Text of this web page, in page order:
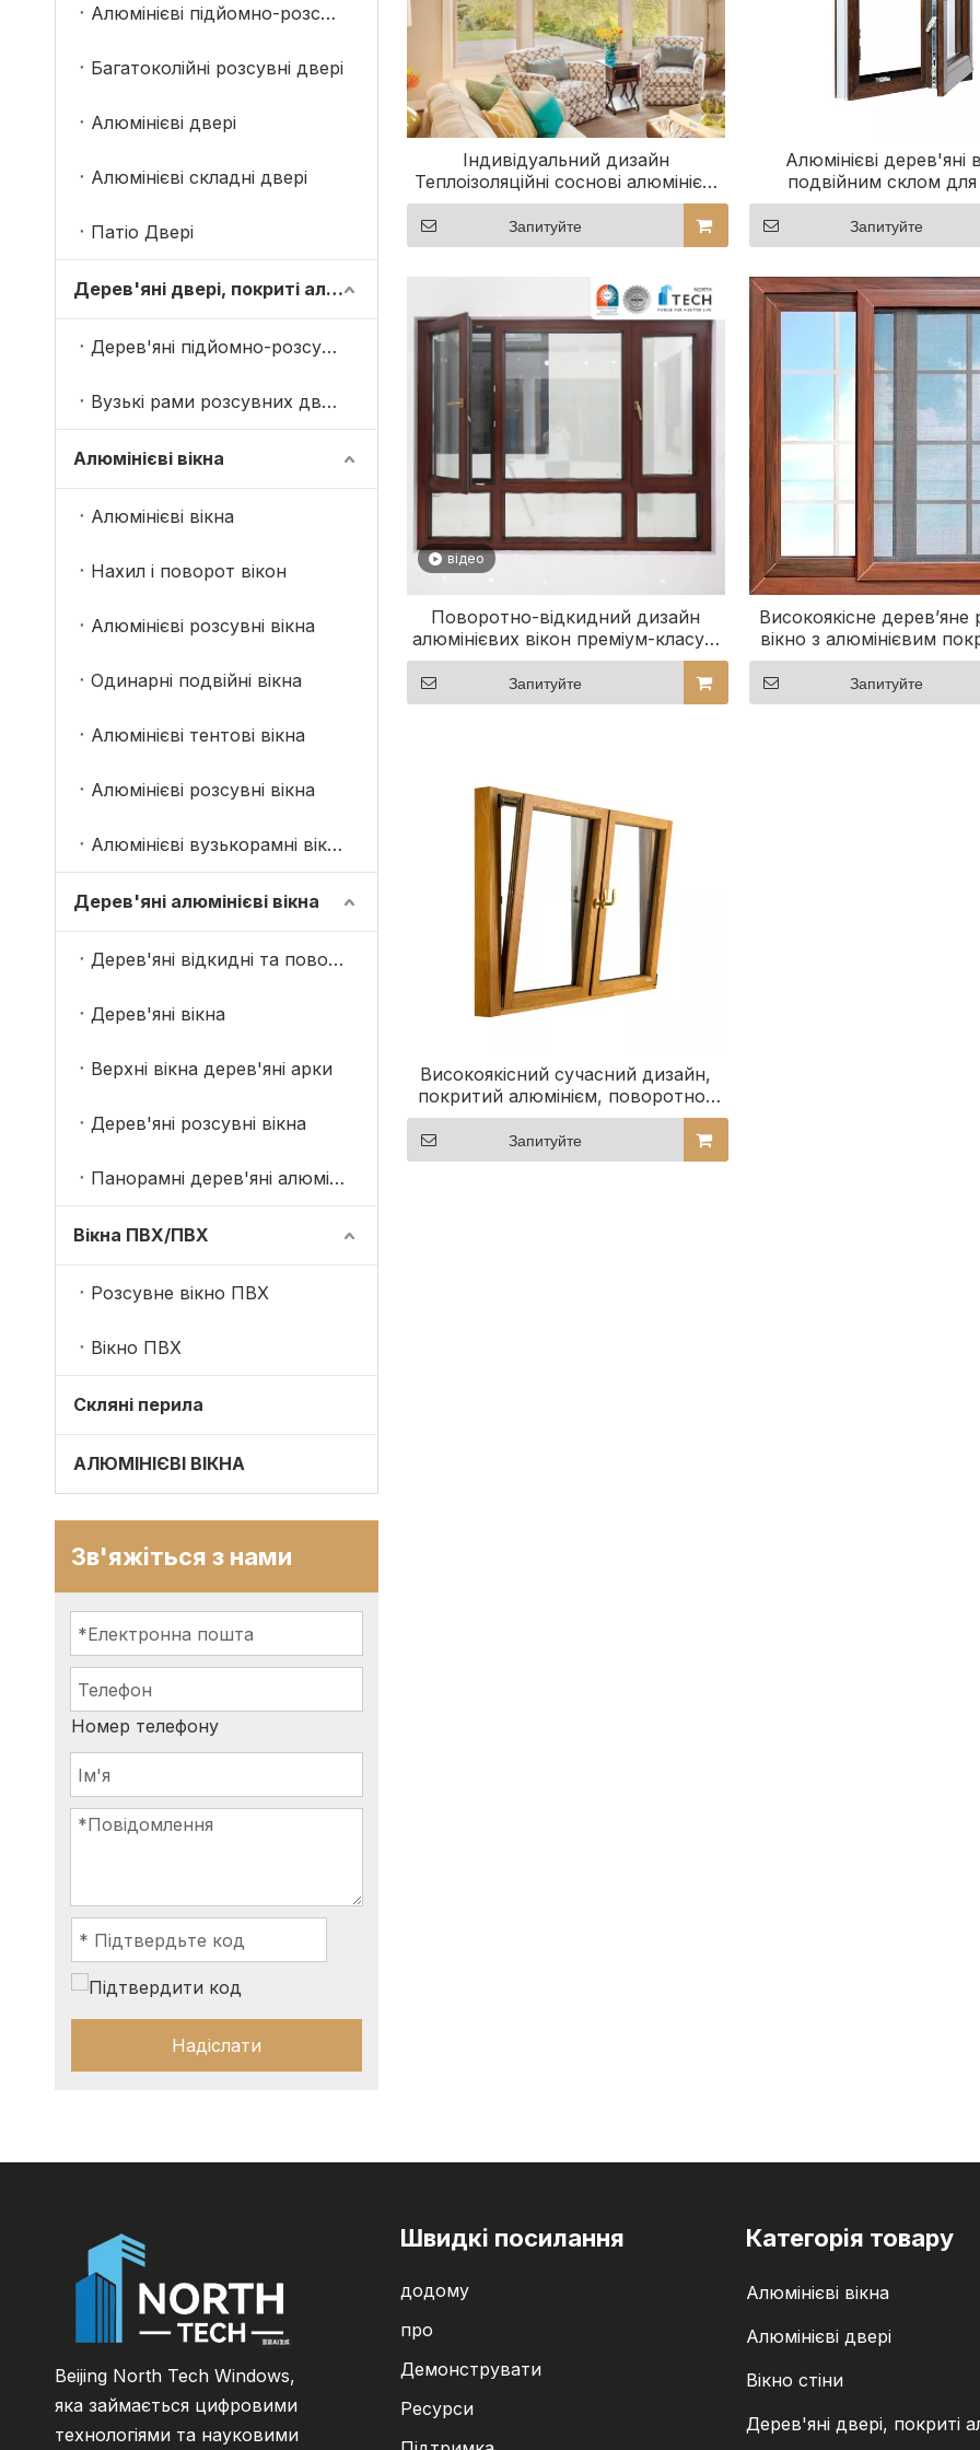
Алюмінієві підйомно-розсувні двері
Багатоколійні розсувні двері
Алюмінієві двері
Алюмінієві складні двері
Патіо Двері
Дерев'яні двері, покриті алюмінієм
Дерев'яні підйомно-розсувні двері, покриті алюмінієм
Вузькі рами розсувних дверей
Алюмінієві вікна
Алюмінієві вікна
Нахил і поворот вікон
Алюмінієві розсувні вікна
Одинарні подвійні вікна
Алюмінієві тентові вікна
Алюмінієві розсувні вікна
Алюмінієві вузькорамні вікна
Дерев'яні алюмінієві вікна
Дерев'яні відкидні та поворотні вікна
Дерев'яні вікна
Верхні вікна дерев'яні арки
Дерев'яні розсувні вікна
Панорамні дерев'яні алюмінієві вікна
Вікна ПВХ/ПВХ
Розсувне вікно ПВХ
Вікно ПВХ
Скляні перила
АЛЮМІНІЄВІ ВІКНА
Зв'яжіться з нами
Номер телефону
Надіслати
Індивідуальний дизайн
Теплоізоляційні соснові алюмінієві
вікна з захисними екранами
Запитуйте
Алюмінієві дерев'яні
подвійним склом
Запитуйте
відео
Поворотно-відкидний дизайн
алюмінієвих вікон преміум-класу з
дерев’яним покриттям Дізнайтеся
про конструкції дерев’яних вікон
Запитуйте
Високоякісне дерев’яне
вікно з алюмінієвим
захисним
Запитуйте
Високоякісний сучасний дизайн,
покритий алюмінієм, поворотно-
поворотні вікна для будинку
Запитуйте
Beijing North Tech Windows,
яка займається цифровими
технологіями та науковими
Швидкі посилання
додому
про
Демонструвати
Ресурси
Категорія товару
Алюмінієві вікна
Алюмінієві двері
Вікно стіни
Дерев'яні двері, покриті